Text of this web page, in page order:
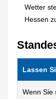
Wetter
Hessen
Lassen
Wenn Sie